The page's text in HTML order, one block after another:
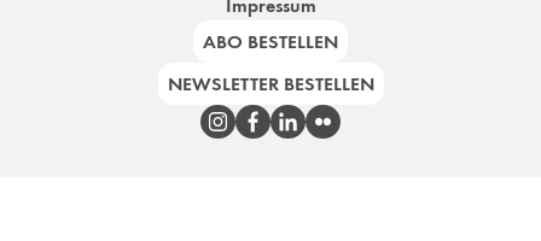
Impressum
ABO BESTELLEN
NEWSLETTER BESTELLEN